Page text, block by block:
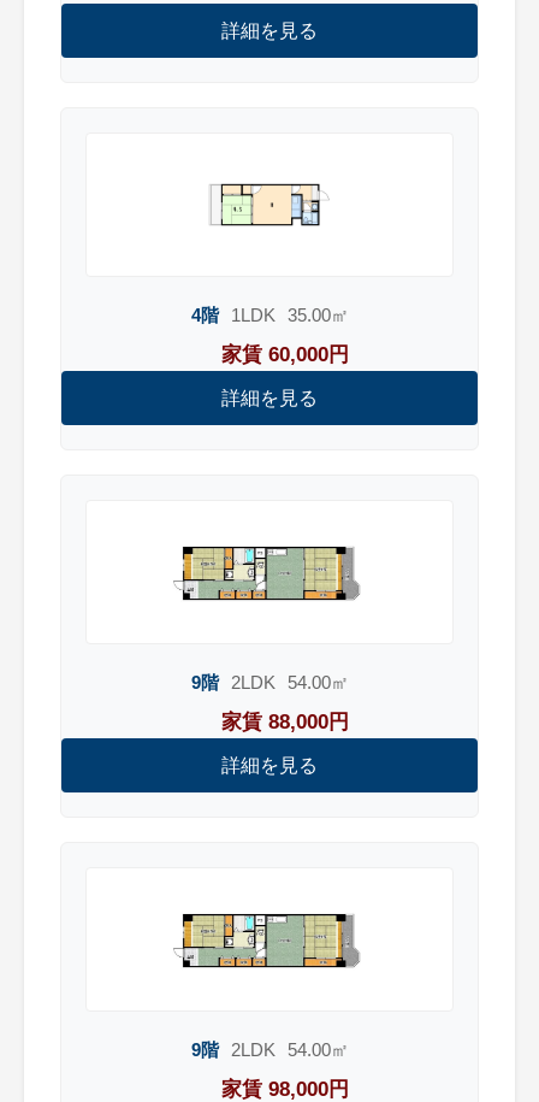
詳細を見る
4階 1LDK 35.00㎡
家賃 60,000円
詳細を見る
9階 2LDK 54.00㎡
家賃 88,000円
詳細を見る
9階 2LDK 54.00㎡
家賃 98,000円